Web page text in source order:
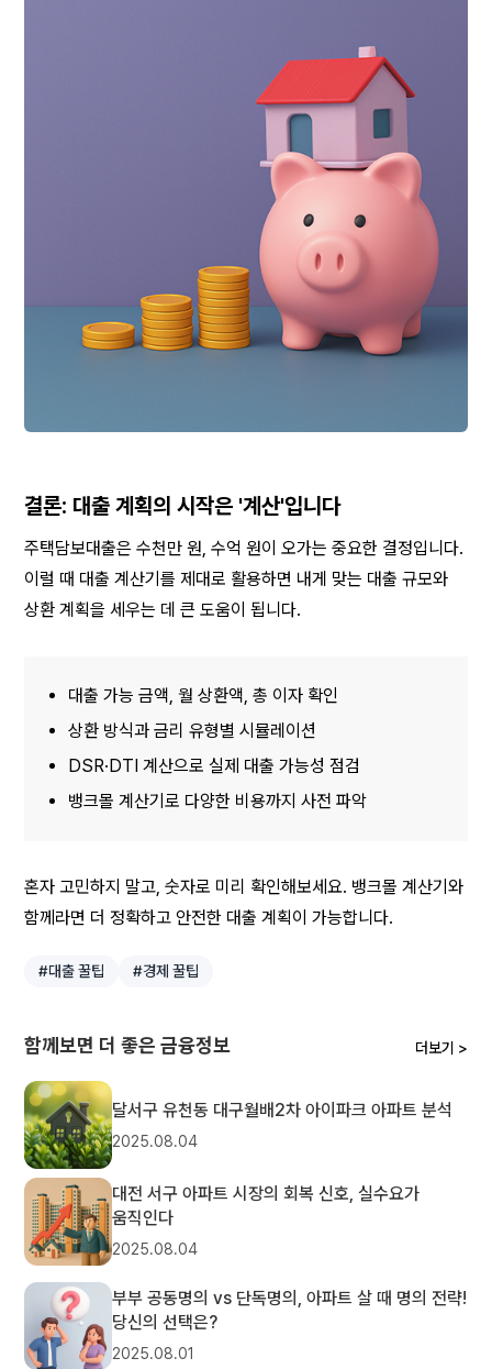
결론: 대출 계획의 시작은 '계산'입니다
주택담보대출은 수천만 원, 수억 원이 오가는 중요한 결정입니다.
이럴 때 대출 계산기를 제대로 활용하면 내게 맞는 대출 규모와
상환 계획을 세우는 데 큰 도움이 됩니다.
대출 가능 금액, 월 상환액, 총 이자 확인
상환 방식과 금리 유형별 시뮬레이션
DSR·DTI 계산으로 실제 대출 가능성 점검
뱅크몰 계산기로 다양한 비용까지 사전 파악
혼자 고민하지 말고, 숫자로 미리 확인해보세요. 뱅크몰 계산기와
함께라면 더 정확하고 안전한 대출 계획이 가능합니다.
#대출 꿀팁 #경제 꿀팁
함께보면 더 좋은 금융정보 더보기 >
달서구 유천동 대구월배2차 아이파크 아파트 분석
2025.08.04
대전 서구 아파트 시장의 회복 신호, 실수요가
움직인다
2025.08.04
부부 공동명의 vs 단독명의, 아파트 살 때 명의 전략!
당신의 선택은?
2025.08.01